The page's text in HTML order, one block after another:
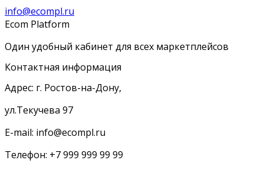
info@ecompl.ru
Ecom Platform
Один удобный кабинет для всех маркетплейсов
Контактная информация
Адрес: г. Ростов-на-Дону,
ул.Текучева 97
E-mail: info@ecompl.ru
Телефон: +7 999 999 99 99